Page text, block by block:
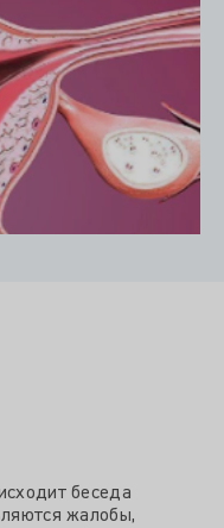
беседа
жалобы,